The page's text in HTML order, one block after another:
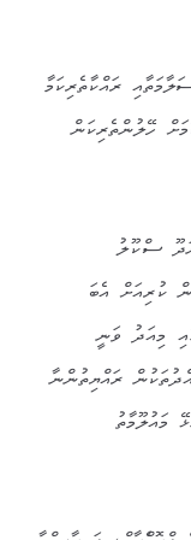
ރައްކާތެރިކަމާ
ހޭލުންތެރިކަން
ސްކޫލު
ކުރިއަށް އެބަ
މިއަދު ވަނީ
ރައްޔިތުންނާ
މައުލޫމާތު